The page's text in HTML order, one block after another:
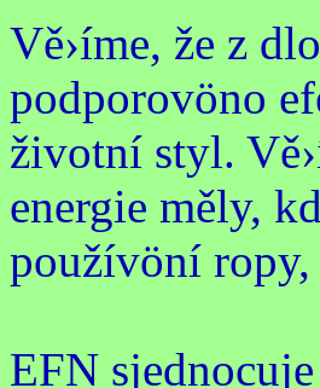
Vě›íme, že z
podporovöno
životní styl.
energie měly,
používöní
EFN